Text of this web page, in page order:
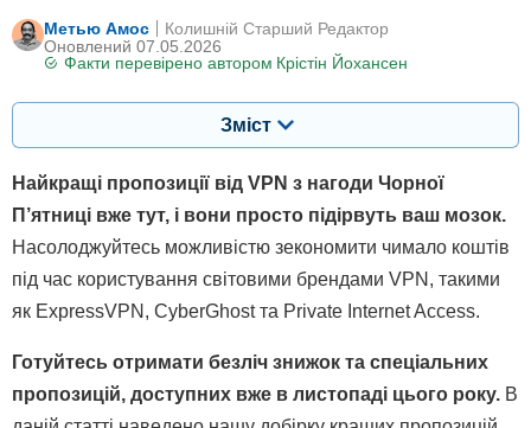
Метью Амос
Оновлений 07.05.2026
Факти перевірено автором Крістін Йохансен
Колишній Старший Редактор
Зміст
Найкращі пропозиції від VPN з нагоди Чорної
П’ятниці вже тут, і вони просто підірвуть ваш мозок.
Насолоджуйтесь можливістю зекономити чимало коштів
під час користування світовими брендами VPN, такими
як ExpressVPN, CyberGhost та Private Internet Access.
Готуйтесь отримати безліч знижок та спеціальних
пропозицій, доступних вже в листопаді цього року. В